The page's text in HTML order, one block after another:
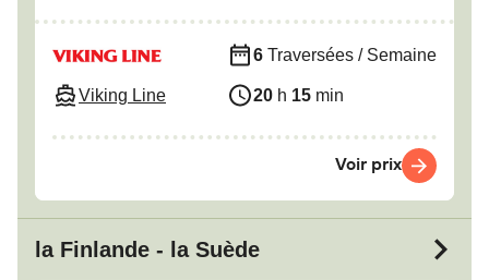
Viking Line
6 Traversées / Semaine
20 h 15 min
Voir prix
la Finlande - la Suède